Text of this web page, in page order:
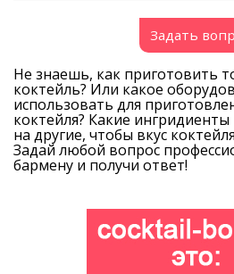
Задать
Не знаешь, как приготовить
коктейль? Или какое
использовать для
коктейля? Какие
на другие, чтобы вкус
Задай любой вопрос
бармену и получи ответ!